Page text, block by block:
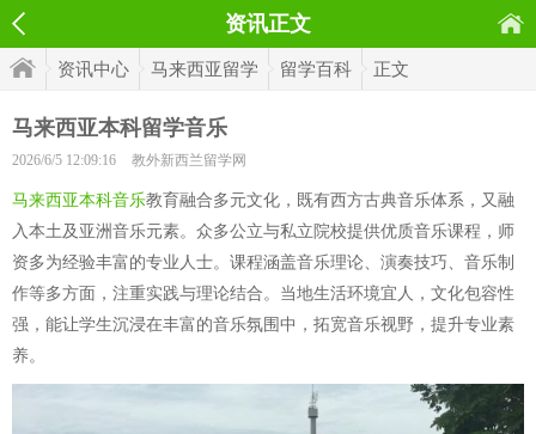
资讯正文
资讯中心 马来西亚留学 留学百科 正文
马来西亚本科留学音乐
2026/6/5 12:09:16 教外新西兰留学网
马来西亚本科音乐教育融合多元文化，既有西方古典音乐体系，又融
入本土及亚洲音乐元素。众多公立与私立院校提供优质音乐课程，师
资多为经验丰富的专业人士。课程涵盖音乐理论、演奏技巧、音乐制
作等多方面，注重实践与理论结合。当地生活环境宜人，文化包容性
强，能让学生沉浸在丰富的音乐氛围中，拓宽音乐视野，提升专业素
养。